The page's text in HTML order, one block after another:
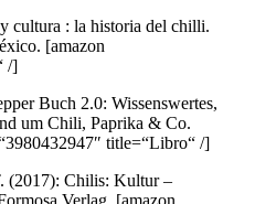
cultura : la historia del chilli.
[amazon
/]
Buch 2.0: Wissenswertes,
um Chili, Paprika & Co.
title=“Libro“ /]
(2017): Chilis: Kultur –